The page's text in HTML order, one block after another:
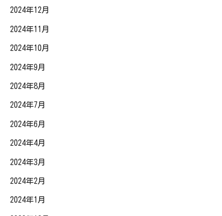
2024年12月
2024年11月
2024年10月
2024年9月
2024年8月
2024年7月
2024年6月
2024年4月
2024年3月
2024年2月
2024年1月